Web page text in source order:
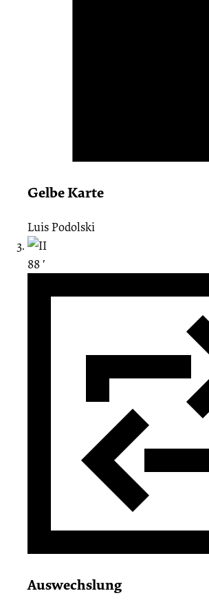
Gelbe Karte
Luis Podolski
88 ′
Auswechslung